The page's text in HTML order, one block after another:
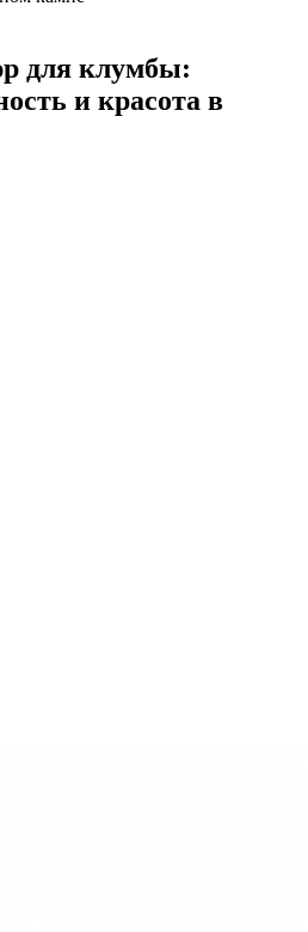
для клумбы:
и красота в